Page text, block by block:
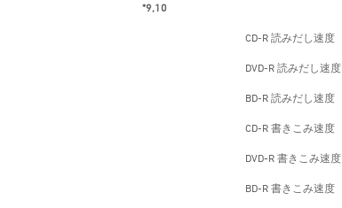
*9,10
CD-R 読みだし速度
DVD-R 読みだし速度
BD-R 読みだし速度
CD-R 書きこみ速度
DVD-R 書きこみ速度
BD-R 書きこみ速度